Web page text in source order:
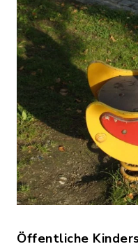
Öffentliche